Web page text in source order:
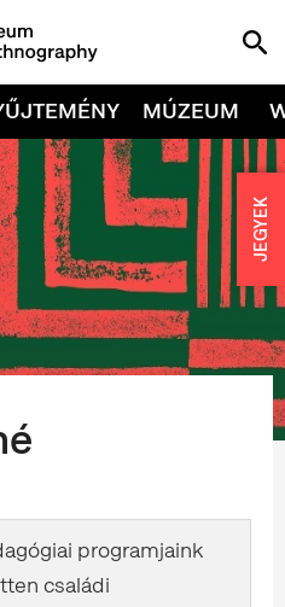
MÚZEUM
programjaink
családi
JEGYEK